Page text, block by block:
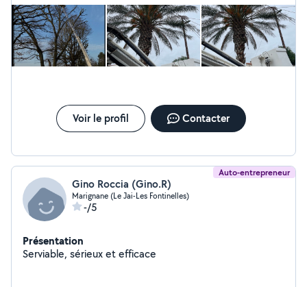
Voir le profil Contacter
Auto-entrepreneur
Gino Roccia (Gino.R)
Marignane (Le Jai-Les Fontinelles)
-/5
Présentation
Serviable, sérieux et efficace